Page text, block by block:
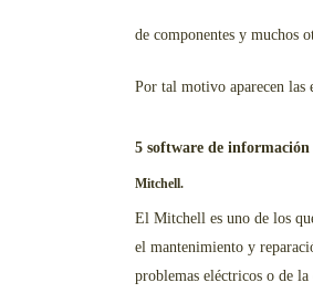
de componentes y muchos
Por tal motivo aparecen las
5 software de
Mitchell.
El Mitchell es uno de los
el mantenimiento y
problemas eléctricos o de